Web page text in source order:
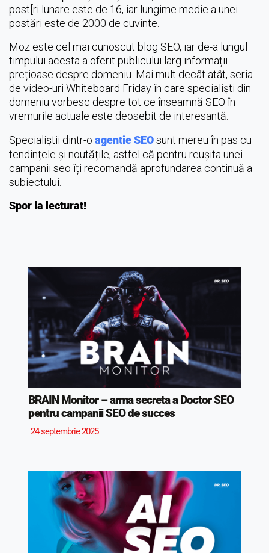
post[ri lunare este de 16, iar lungime medie a unei
postări este de 2000 de cuvinte.
Moz este cel mai cunoscut blog SEO, iar de-a lungul
timpului acesta a oferit publicului larg informații
prețioase despre domeniu. Mai mult decât atât, seria
de video-uri Whiteboard Friday în care specialiști din
domeniu vorbesc despre tot ce înseamnă SEO în
vremurile actuale este deosebit de interesantă.
Specialiștii dintr-o agentie SEOsunt mereu în pas cu
tendințele și noutățile, astfel că pentru reușita unei
campanii seo îți recomandă aprofundarea continuă a
subiectului.
Spor la lecturat!
BRAIN Monitor – arma secreta a Doctor SEO
pentru campanii SEO de succes
24 septembrie 2025